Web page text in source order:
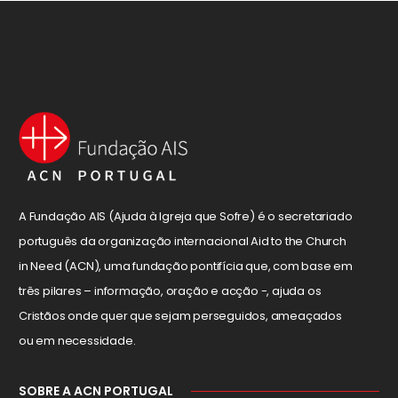
A Fundação AIS (Ajuda à Igreja que Sofre) é o secretariado
português da organização internacional Aid to the Church
in Need (ACN), uma fundação pontifícia que, com base em
três pilares – informação, oração e acção -, ajuda os
Cristãos onde quer que sejam perseguidos, ameaçados
ou em necessidade.
SOBRE A ACN PORTUGAL